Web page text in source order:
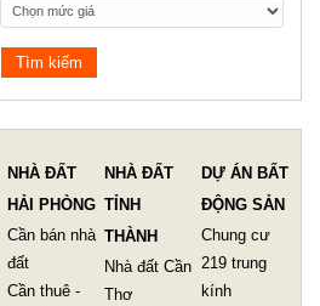
NHÀ ĐẤT
HẢI PHÒNG
Cần bán nhà
đất
Cần thuê -
NHÀ ĐẤT
TỈNH
THÀNH
Nhà đất Cần
Thơ
DỰ ÁN BẤT
ĐỘNG SẢN
Chung cư
219 trung
kính